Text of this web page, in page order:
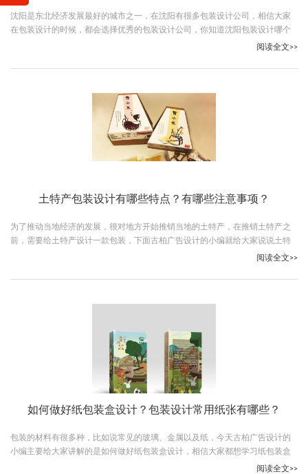
沈阳是东北经济发展最好的城市之一，在沈阳有很多包装设计公司，相信大家
在包装设计的时候，都会选择优秀的包装设计公司，你知道沈阳包装设计哪个
公司好吗？其中有17年经验的古柏广告设计公司非常不错，下面就让我们一起
阅读全文>>
土特产包装设计有哪些特点？有哪些注意事项？
为了推动当地经济的发展，很对地方开始推销当地的土特产，在推销土特产之
前，需要给土特产设计一款包装，下面古柏广告设计的小编就给大家说说土特
阅读全文>>
如何做好纸包装盒设计？包装设计常用纸张有哪些？
包装的材料有很多种，比如说常见的玻璃、金属以及纸，今天古柏广告设计的
小编主要给大家讲解的是如何做好纸包装盒设计，相信大家都想学习纸包装盒
设计的知识，毕竟做好包装设计对产品的销售有很大帮助，下面就让我们一起
阅读全文>>